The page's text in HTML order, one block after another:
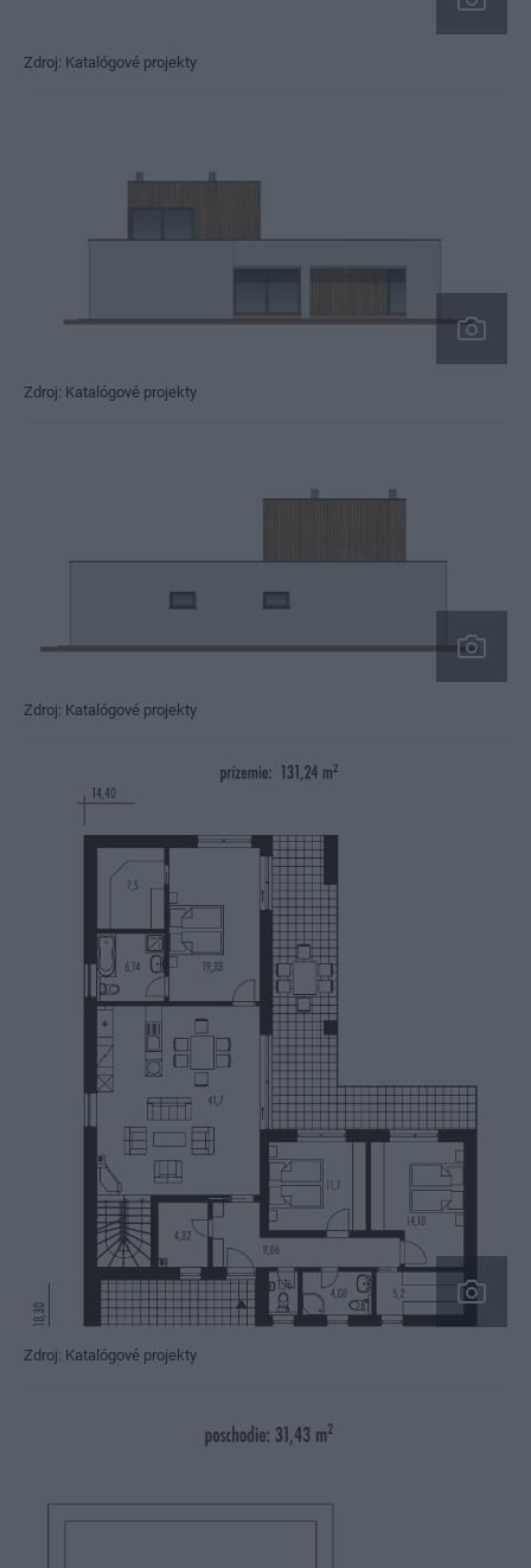
Zdroj: Katalógové projekty
Zdroj: Katalógové projekty
Zdroj: Katalógové projekty
Zdroj: Katalógové projekty